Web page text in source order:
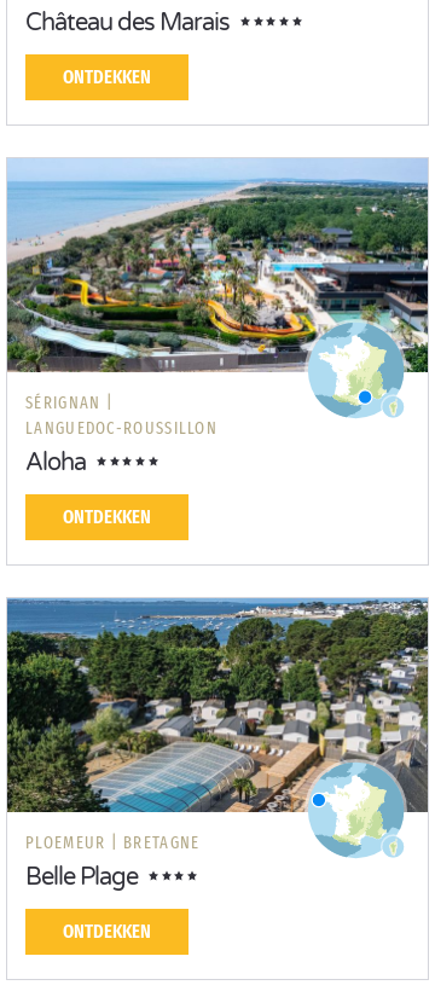
Château des Marais
ONTDEKKEN
SÉRIGNAN |
LANGUEDOC-ROUSSILLON
Aloha
ONTDEKKEN
PLOEMEUR | BRETAGNE
Belle Plage
ONTDEKKEN